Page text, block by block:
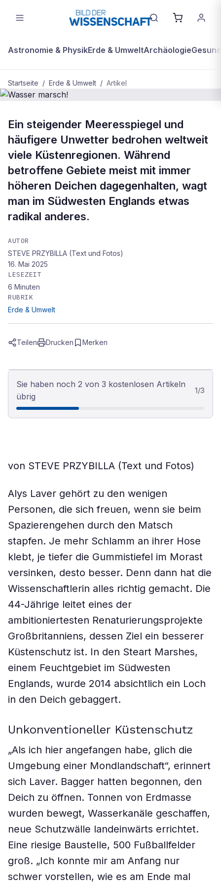
Astronomie & PhysikErde & UmweltArchäologie
Startseite / Erde & Umwelt / Artikel
BDW Plus ERDE & UMWELT
Wasser marsch!
Ein steigender Meeresspiegel und
häufigere Unwetter bedrohen weltweit
viele Küstenregionen. Während
betroffene Gebiete meist mit immer
höheren Deichen dagegenhalten, wagt
man im Südwesten Englands etwas
radikal anderes.
AUTOR
STEVE PRZYBILLA (Text und Fotos)
16. Mai 2025
LESEZEIT
6 Minuten
RUBRIK
Erde & Umwelt
Teilen Drucken Merken
Sie haben noch 2 von 3 kostenlosen Artikeln
übrig
1/3
von STEVE PRZYBILLA (Text und Fotos)
Alys Laver gehört zu den wenigen
Personen, die sich freuen, wenn sie beim
Spazierengehen durch den Matsch
stapfen. Je mehr Schlamm an ihrer Hose
klebt, je tiefer die Gummistiefel im Morast
versinken, desto besser. Denn dann hat die
Wissenschaftlerin alles richtig gemacht. Die
44-Jährige leitet eines der
ambitioniertesten Renaturierungsprojekte
Großbritanniens, dessen Ziel ein besserer
Küstenschutz ist. In den Steart Marshes,
einem Feuchtgebiet im Südwesten
Englands, wurde 2014 absichtlich ein Loch
in den Deich gebaggert.
Unkonventioneller Küstenschutz
„Als ich hier angefangen habe, glich die
Umgebung einer Mondlandschaft“, erinnert
sich Laver. Bagger hatten begonnen, den
Deich zu öffnen. Tonnen von Erdmasse
wurden bewegt, Wasserkanäle geschaffen,
neue Schutzwälle landeinwärts errichtet.
Eine riesige Baustelle, 500 Fußballfelder
groß. „Ich konnte mir am Anfang nur
schwer vorstellen, wie es am Ende mal